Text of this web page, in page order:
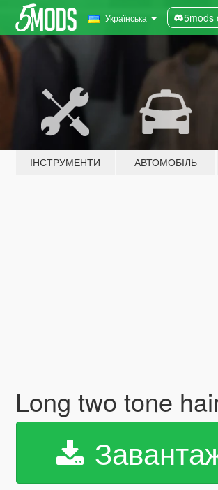
Українська 5mods
ІНСТРУМЕНТИ АВТОМОБІЛЬ
Long two tone